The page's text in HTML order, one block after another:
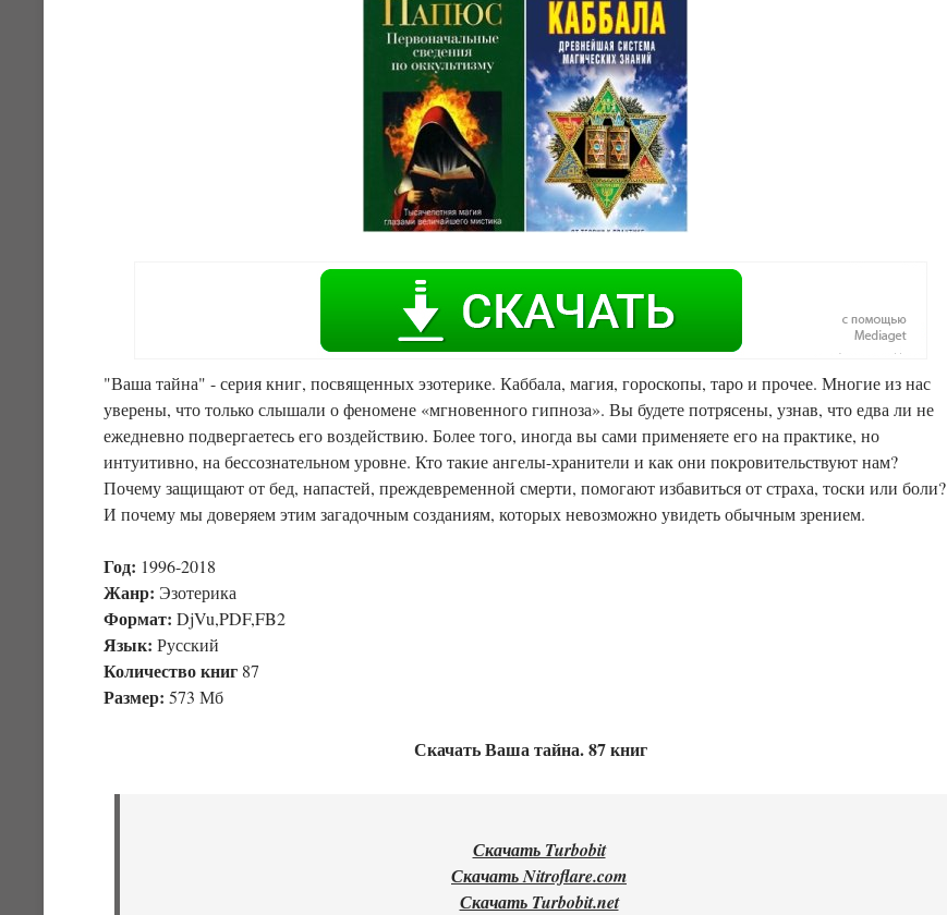
"Ваша тайна" - серия книг, посвященных эзотерике. Каббала, магия, гороскопы, таро и прочее. Многие из нас
уверены, что только слышали о феномене «мгновенного гипноза». Вы будете потрясены, узнав, что едва ли не
ежедневно подвергаетесь его воздействию. Более того, иногда вы сами применяете его на практике, но
интуитивно, на бессознательном уровне. Кто такие ангелы-хранители и как они покровительствуют нам?
Почему защищают от бед, напастей, преждевременной смерти, помогают избавиться от страха, тоски или боли?
И почему мы доверяем этим загадочным созданиям, которых невозможно увидеть обычным зрением.
Год: 1996-2018
Жанр: Эзотерика
Формат: DjVu,PDF,FB2
Язык: Русский
Количество книг 87
Размер: 573 Мб
Скачать Ваша тайна. 87 книг
Скачать Turbobit
Скачать Nitroflare.com
Скачать Turbobit.net